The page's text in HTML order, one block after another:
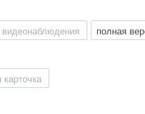
полная
карточка